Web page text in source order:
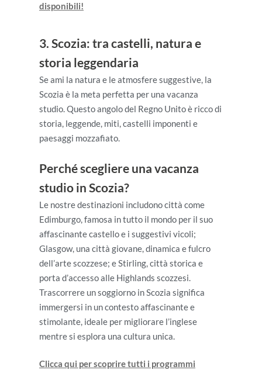
disponibili!
3. Scozia: tra castelli, natura e
storia leggendaria
Se ami la natura e le atmosfere suggestive, la
Scozia è la meta perfetta per una vacanza
studio. Questo angolo del Regno Unito è ricco di
storia, leggende, miti, castelli imponenti e
paesaggi mozzafiato.
Perché scegliere una vacanza
studio in Scozia?
Le nostre destinazioni includono città come
Edimburgo, famosa in tutto il mondo per il suo
affascinante castello e i suggestivi vicoli;
Glasgow, una città giovane, dinamica e fulcro
dell’arte scozzese; e Stirling, città storica e
porta d’accesso alle Highlands scozzesi.
Trascorrere un soggiorno in Scozia significa
immergersi in un contesto affascinante e
stimolante, ideale per migliorare l’inglese
mentre si esplora una cultura unica.
Clicca qui per scoprire tutti i programmi